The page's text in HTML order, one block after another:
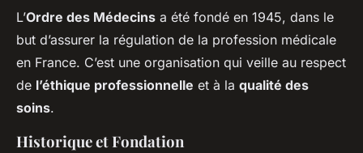
L’Ordre des Médecins a été fondé en 1945, dans le
but d’assurer la régulation de la profession médicale
en France. C’est une organisation qui veille au respect
de l’éthique professionnelle et à la qualité des
soins.
Historique et Fondation